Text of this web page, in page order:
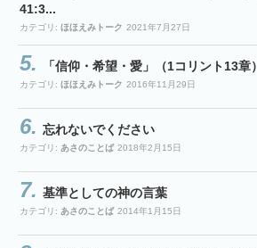
41:3...
カテゴリ: ほほえみトーク 2021年7月27日
「信仰・希望・愛」（1コリント13章）
カテゴリ: ほほえみトーク 2016年11月29日
忘れないでください
カテゴリ: あさのことば 2018年2月15日
基準としての神の言葉
カテゴリ: あさのことば 2014年1月15日